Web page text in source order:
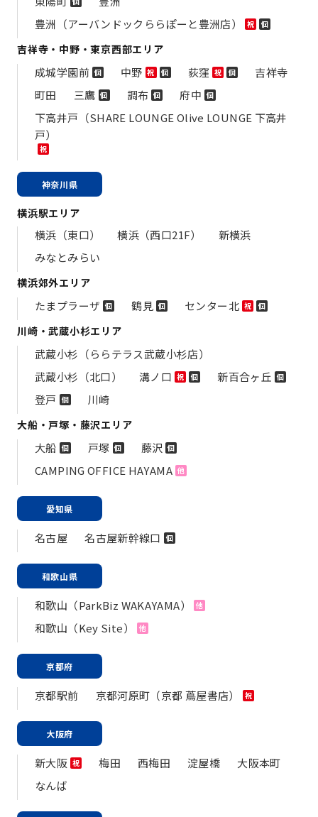
豊洲（アーバンドックららぽーと豊洲店）
祝 個
吉祥寺・中野・東京西部エリア
成城学園前 個 中野 祝 個 荻窪 祝 個
吉祥寺
町田
三鷹 個 調布 個 府中 個
下高井戸（SHARE LOUNGE Olive LOUNGE 下高井
戸）
祝
神奈川県
横浜駅エリア
横浜（東口） 横浜（西口21F）
新横浜
みなとみらい
横浜郊外エリア
たまプラーザ 個 鶴見 個 センター北 祝 個
川崎・武蔵小杉エリア
武蔵小杉（ららテラス武蔵小杉店）
武蔵小杉（北口）
溝ノ口 祝 個 新百合ヶ丘 個
登戸 個 川崎
大船・戸塚・藤沢エリア
大船 個 戸塚 個 藤沢 個
CAMPING OFFICE HAYAMA 他
愛知県
名古屋 名古屋新幹線口 個
和歌山県
和歌山（ParkBiz WAKAYAMA） 他
和歌山（Key Site） 他
京都府
京都駅前 京都河原町（京都 蔦屋書店） 祝
大阪府
新大阪 祝 梅田 西梅田 淀屋橋
大阪本町
なんば